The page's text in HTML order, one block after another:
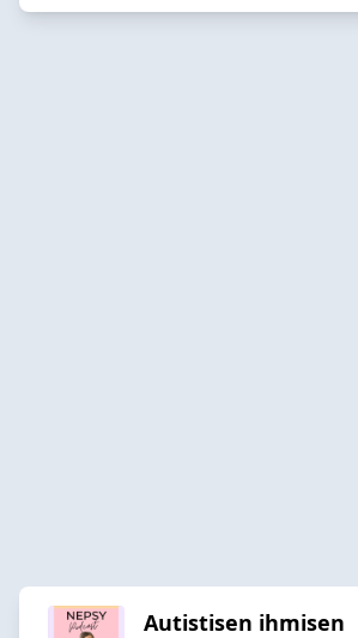
Autistisen ihmisen